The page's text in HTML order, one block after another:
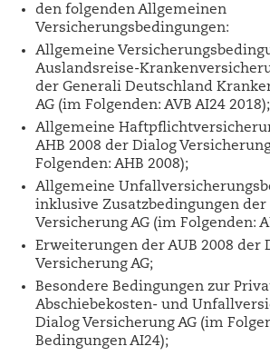
den folgenden Allgemeinen
Versicherungsbedingungen:
Allgemeine
Auslandsreise-
der Generali Deutschland
AG (im Folgenden: AVB AI24 2018);
Allgemeine
AHB 2008 der Dialog
Folgenden: AHB 2008);
Allgemeine
inklusive Zusatzbedingungen der
Versicherung AG (im Folgenden:
Erweiterungen der AUB 2008 der
Versicherung AG;
Besondere Bedingungen zur
Abschiebekosten- und
Dialog Versicherung AG (im
Bedingungen AI24);